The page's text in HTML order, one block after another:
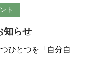
ト
知らせ
ひとつを「自分自